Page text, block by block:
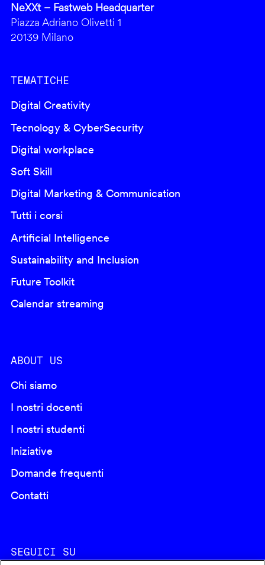
NeXXt – Fastweb Headquarter
Piazza Adriano Olivetti 1
20139 Milano
TEMATICHE
Digital Creativity
Tecnology & CyberSecurity
Digital workplace
Soft Skill
Digital Marketing & Communication
Tutti i corsi
Artificial Intelligence
Sustainability and Inclusion
Future Toolkit
Calendar streaming
ABOUT US
Chi siamo
I nostri docenti
I nostri studenti
Iniziative
Domande frequenti
Contatti
SEGUICI SU